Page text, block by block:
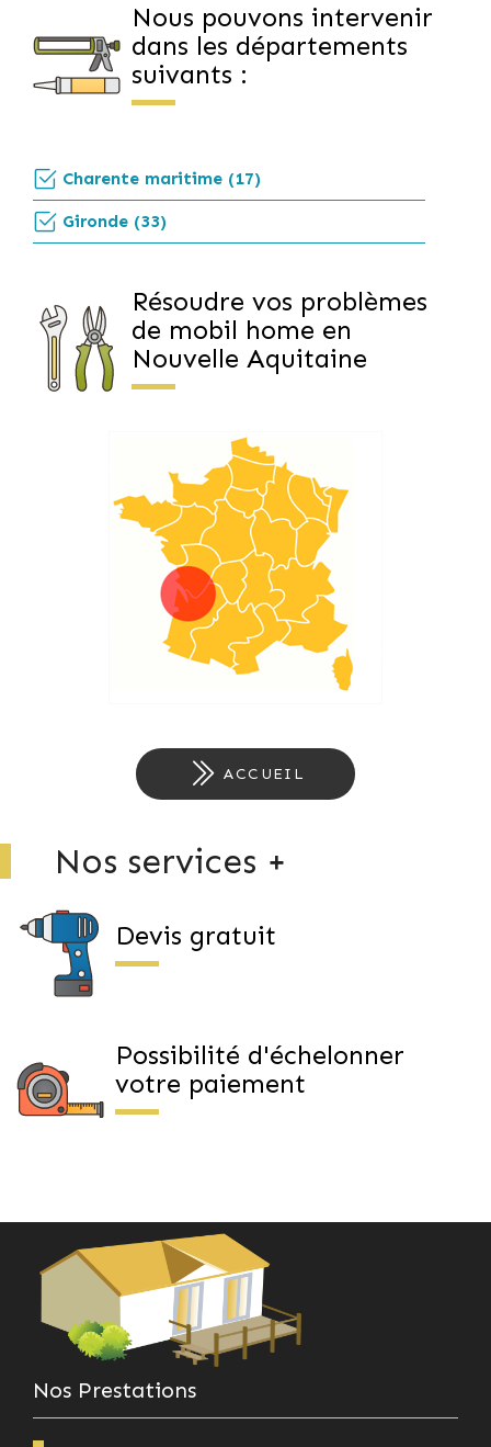
Nous pouvons intervenir
dans les départements
suivants :
Charente maritime (17)
Gironde (33)
Résoudre vos problèmes
de mobil home en
Nouvelle Aquitaine
ACCUEIL
Nos services +
Devis gratuit
Possibilité d'échelonner
votre paiement
Nos Prestations